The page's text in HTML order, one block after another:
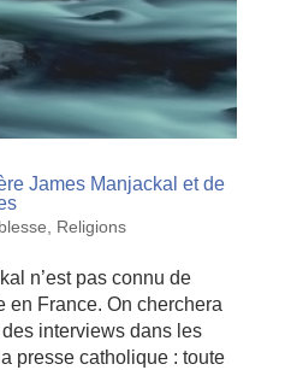
James Manjackal et de
Religions
n’est pas connu de
en France. On cherchera
interviews dans les
presse catholique : toute